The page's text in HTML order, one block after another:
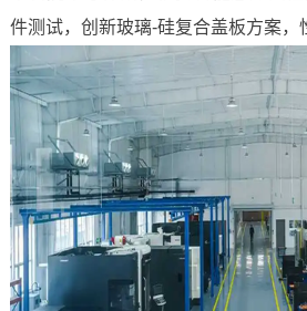
件测试，创新玻璃-硅复合盖板方案，